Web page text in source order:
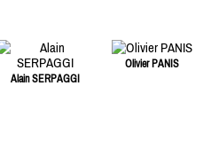
Alain SERPAGGI
Olivier PANIS